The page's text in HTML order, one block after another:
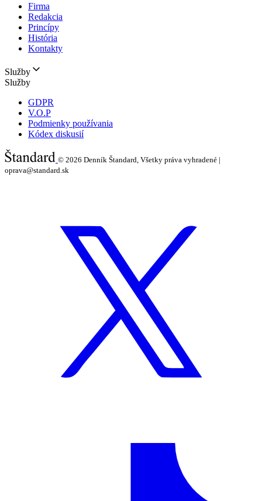
Firma
Redakcia
Princípy
História
Kontakty
Služby
Služby
GDPR
V.O.P
Podmienky používania
Kódex diskusií
© 2026 Denník Štandard, Všetky práva vyhradené |
oprava@standard.sk